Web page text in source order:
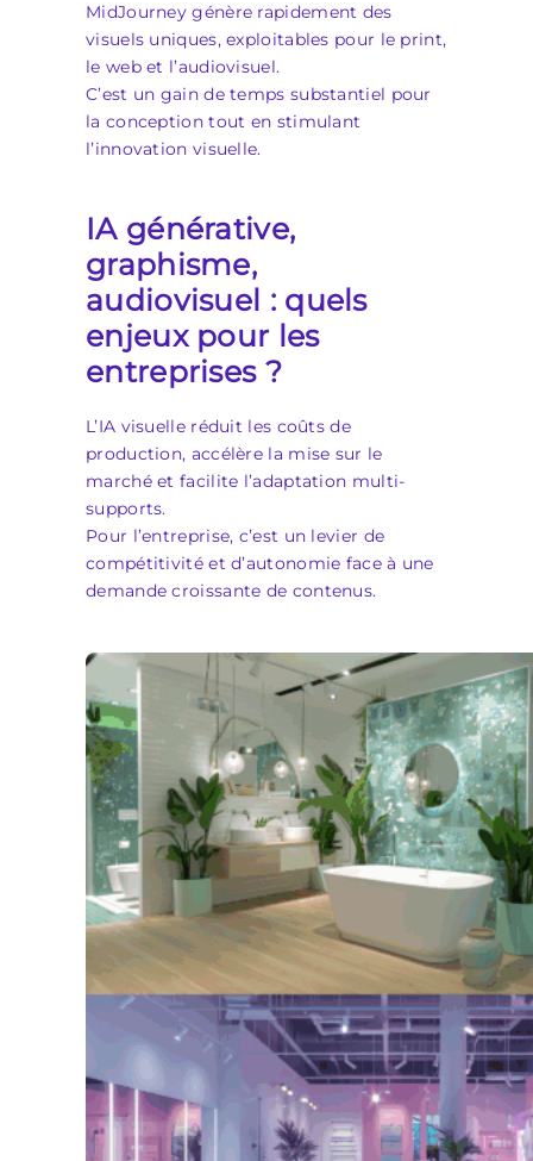
MidJourney génère rapidement des
visuels uniques, exploitables pour le print,
le web et l’audiovisuel.
C’est un gain de temps substantiel pour
la conception tout en stimulant
l’innovation visuelle.
IA générative,
graphisme,
audiovisuel : quels
enjeux pour les
entreprises ?
L’IA visuelle réduit les coûts de
production, accélère la mise sur le
marché et facilite l’adaptation multi-
supports.
Pour l’entreprise, c’est un levier de
compétitivité et d’autonomie face à une
demande croissante de contenus.